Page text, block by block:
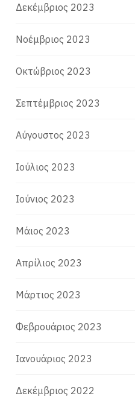
Δεκέμβριος 2023
Νοέμβριος 2023
Οκτώβριος 2023
Σεπτέμβριος 2023
Αύγουστος 2023
Ιούλιος 2023
Ιούνιος 2023
Μάιος 2023
Απρίλιος 2023
Μάρτιος 2023
Φεβρουάριος 2023
Ιανουάριος 2023
Δεκέμβριος 2022